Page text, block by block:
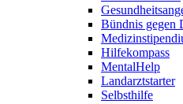
Bündnis gegen
Hilfekompass
MentalHelp
Landarztstarter
Selbsthilfe